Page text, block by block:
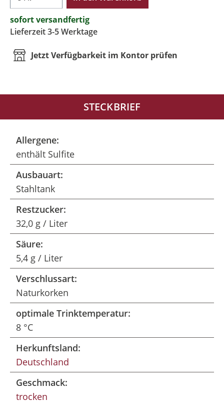
sofort versandfertig
Lieferzeit 3-5 Werktage
Jetzt Verfügbarkeit im Kontor prüfen
STECKBRIEF
Allergene:
enthält Sulfite
Ausbauart:
Stahltank
Restzucker:
32,0 g / Liter
Säure:
5,4 g / Liter
Verschlussart:
Naturkorken
optimale Trinktemperatur:
8 °C
Herkunftsland:
Deutschland
Geschmack:
trocken